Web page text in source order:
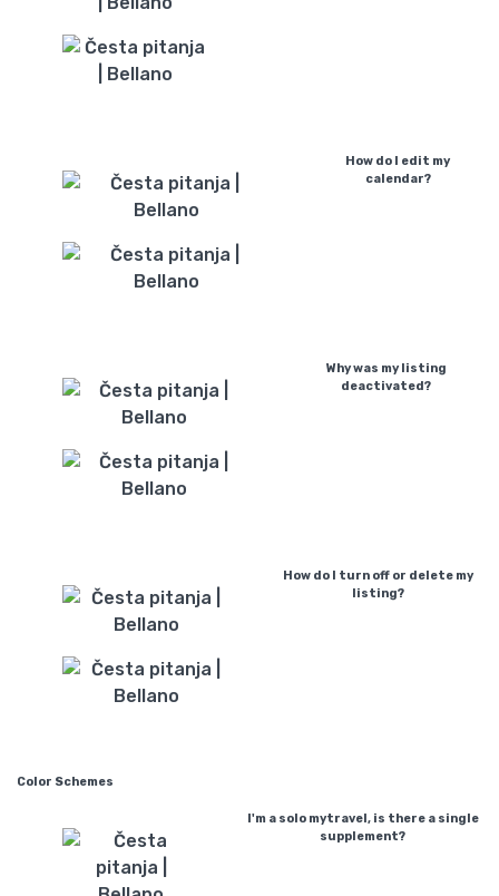
How do I edit my
calendar?
Why was my listing
deactivated?
How do I turn off or delete my
listing?
Color Schemes
I'm a solo mytravel, is there a single
supplement?